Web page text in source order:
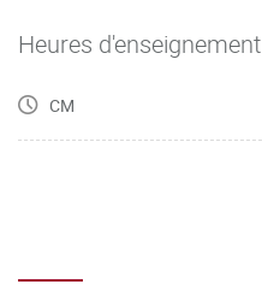
Heures d'enseignement
CM